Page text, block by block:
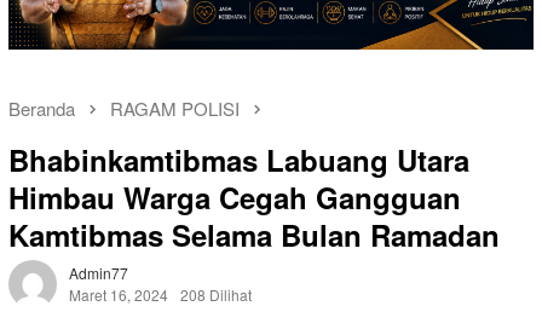
Beranda RAGAM POLISI
Bhabinkamtibmas Labuang Utara
Himbau Warga Cegah Gangguan
Kamtibmas Selama Bulan Ramadan
Admin77
Maret 16, 2024 208 Dilihat